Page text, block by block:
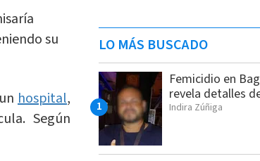
su
hospital,
Según
LO MÁS BUSCADO
Femicidio en
revela detalles
Indira Zúñiga